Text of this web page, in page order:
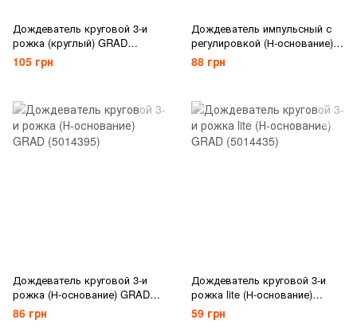
Дождеватель круговой 3-и
рожка (круглый) GRAD
(5014345)
105 грн
Дождеватель импульсный с
регулировкой (Н-основание)
GRAD (5014385)
88 грн
Дождеватель круговой 3-и
рожка (Н-основание) GRAD
(5014395)
86 грн
Дождеватель круговой 3-и
рожка lite (Н-основание)
GRAD (5014435)
59 грн